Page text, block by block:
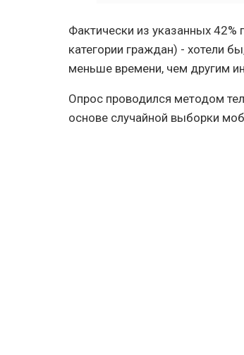
Фактически из указанных
категории граждан) - хотели
меньше времени, чем другим
Опрос проводился методом
основе случайной выборки